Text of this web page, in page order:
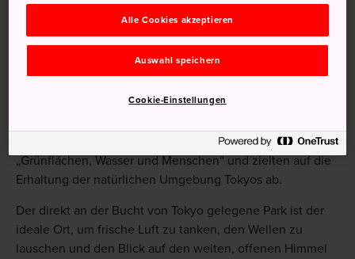
Asakusa, Odaiba und einigen weiteren Haltestellen
Grünflächen, Wasser und
begannen im Jahr 1985 auf Grundlage des Konzepts
„Grünflächen, Wasser und Menschen“ und zielten auf die
Erhaltung der natürlichen Umgebung Tokyos ab.
Der direkt an der Bucht von Tokyo gelegene Park ist der
ideale Ort, um frische Luft zu tanken, den Wellen zu
lauschen und den Blick auf den weiten, offenen Himmel
Alle Cookies akzeptieren
Auswahl speichern
Cookie-Einstellungen